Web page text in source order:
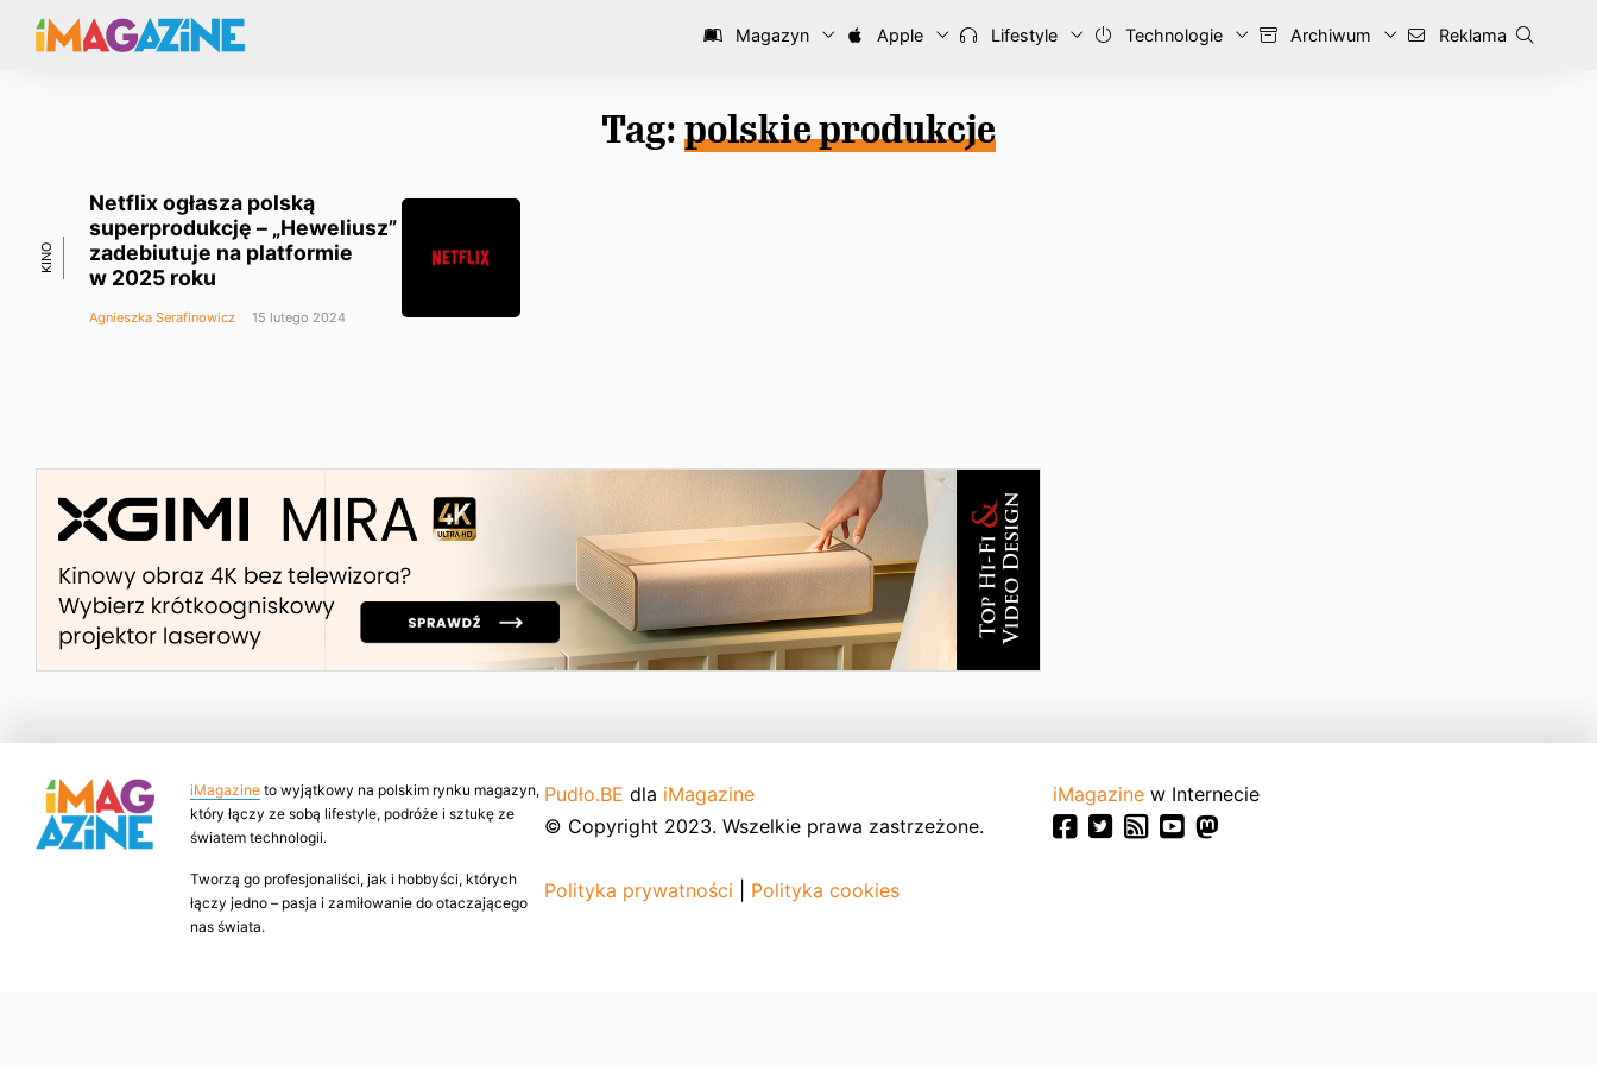
Magazyn Apple Lifestyle Technologie Archiwum Reklama
Tag: polskie produkcje
KINO
Netflix ogłasza polską
superprodukcję – „Heweliusz”
zadebiutuje na platformie
w 2025 roku
Agnieszka Serafinowicz 15 lutego 2024
iMagazine to wyjątkowy na polskim rynku magazyn,
który łączy ze sobą lifestyle, podróże i sztukę ze
światem technologii.
Tworzą go profesjonaliści, jak i hobbyści, których
łączy jedno – pasja i zamiłowanie do otaczającego
nas świata.
Pudło.BE dla iMagazine
© Copyright 2023. Wszelkie prawa zastrzeżone.
Polityka prywatności Polityka cookies
iMagazine w Internecie